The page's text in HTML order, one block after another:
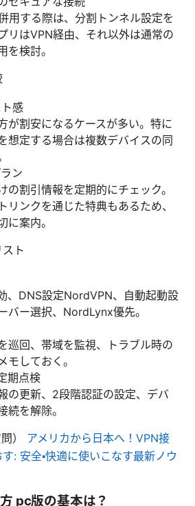
用する際は、分割トンネル設定を
リはVPN経由、それ以外は通常の
を検討。
感
が割安になるケースが多い。特に
想定する場合は複数デバイスの同
ン
の割引情報を定期的にチェック。
リンクを通じた特典もあるため、
に案内。
ト
、DNS設定NordVPN、自動起動設
バー選択、NordLynx優先。
巡回、帯域を監視、トラブル時の
モしておく。
期点検
の更新、2段階認証の設定、デバ
続を解除。
） アメリカから日本へ！VPN接
: 安全・快適に使いこなす最新ノウ
pc版の基本は？